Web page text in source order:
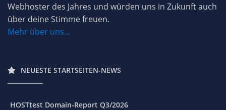
Webhoster des Jahres und würden uns in Zukunft auch
über deine Stimme freuen.
Mehr über uns...
NEUESTE STARTSEITEN-NEWS
HOSTtest Domain-Report Q3/2026